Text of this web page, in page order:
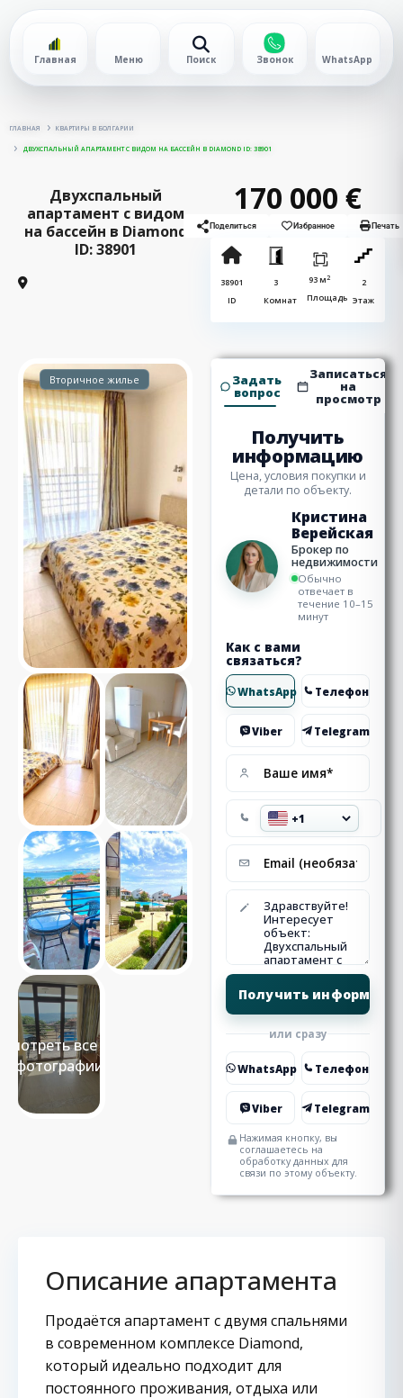
Главная Меню Поиск Звонок WhatsApp
ГЛАВНАЯ КВАРТИРЫ В БОЛГАРИИ
ДВУХСПАЛЬНЫЙ АПАРТАМЕНТ С ВИДОМ НА БАССЕЙН В DIAMOND ID: 38901
Двухспальный
апартамент с видом
на бассейн в Diamond
ID: 38901
170 000 €
Поделиться Избранное Печать
38901
ID
3
Комнат
93 м2
Площадь
2
Этаж
Смотреть все 15
фотографии
Вторичное жилье Задать
вопрос
Записаться
на
просмотр
Получить
информацию
Цена, условия покупки и
детали по объекту.
Кристина
Верейская
Брокер по
недвижимости
Обычно
отвечает в
течение 10–15
минут
Как с вами
связаться?
WhatsApp Телефон
Viber Telegram
или сразу
WhatsApp Телефон
Viber Telegram
Нажимая кнопку, вы
соглашаетесь на
обработку данных для
связи по этому объекту.
Описание апартамента
Продаётся апартамент с двумя спальнями
в современном комплексе Diamond,
который идеально подходит для
постоянного проживания, отдыха или